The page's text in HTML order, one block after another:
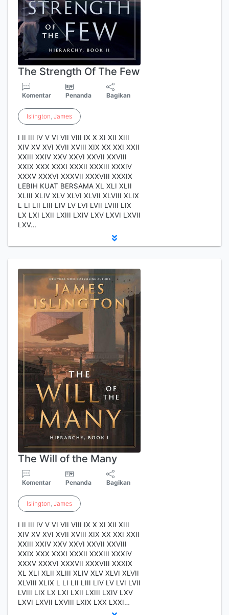
The Strength Of The Few
Komentar Penanda Bagikan
Islington, James
I II III IV V VI VII VIII IX X XI XII XIII
XIV XV XVI XVII XVIII XIX XX XXI XXII
XXIII XXIV XXV XXVI XXVII XXVIII
XXIX XXX XXXI XXXII XXXIII XXXIV
XXXV XXXVI XXXVII XXXVIII XXXIX
LEBIH KUAT BERSAMA XL XLI XLII
XLIII XLIV XLV XLVI XLVII XLVIII XLIX
L LI LII LIII LIV LV LVI LVII LVIII LIX
LX LXI LXII LXIII LXIV LXV LXVI LXVII
LXV…
The Will of the Many
Komentar Penanda Bagikan
Islington, James
I II III IV V VI VII VIII IX X XI XII XIII
XIV XV XVI XVII XVIII XIX XX XXI XXII
XXIII XXIV XXV XXVI XXVII XXVIII
XXIX XXX XXXI XXXII XXXIII XXXIV
XXXV XXXVI XXXVII XXXVIII XXXIX
XL XLI XLII XLIII XLIV XLV XLVI XLVII
XLVIII XLIX L LI LII LIII LIV LV LVI LVII
LVIII LIX LX LXI LXII LXIII LXIV LXV
LXVI LXVII LXVIII LXIX LXX LXXI…